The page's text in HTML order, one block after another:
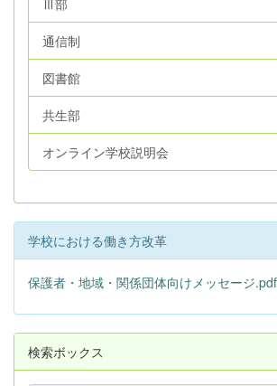
Ⅲ部
通信制
図書館
共生部
オンライン学校説明会
学校における働き方改革
保護者・地域・関係団体向けメッセージ.pdf
検索ボックス